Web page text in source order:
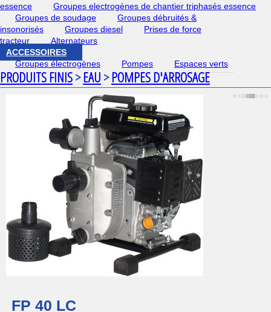
essence
Groupes electrogènes de chantier triphasés essence
Groupes de soudage
Groupes débruités &
insonorisés
Groupes diesel
Prises de force
tracteur
Alternateurs
ACCESSOIRES
Groupes électrogènes
Pompes Espaces verts
PRODUITS FINIS>EAU >POMPES D'ARROSAGE
FP 40 LC